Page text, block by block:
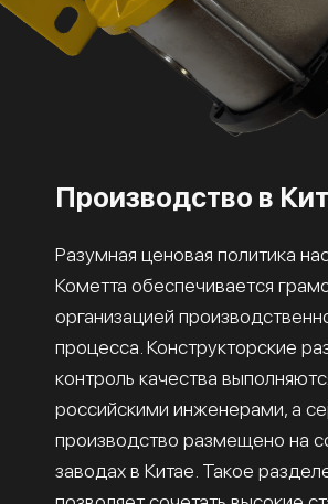
Производство в
Разумная ценовая политика
Кометта обеспечивается
организацией
процесса. Конструкторские
контроль качества
российскими инженерами, а
производство размещено на
заводах в Китае. Такое